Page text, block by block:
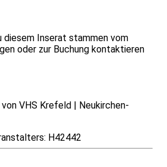
diesem Inserat stammen vom
oder zur Buchung kontaktieren
VHS Krefeld | Neukirchen-
H42442